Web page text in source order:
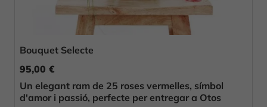
Bouquet Selecte
95,00 €
Un elegant ram de 25 roses vermelles, símbol
d'amor i passió, perfecte per entregar a Otos